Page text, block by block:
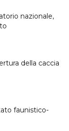
nazionale,
della caccia
faunistico-